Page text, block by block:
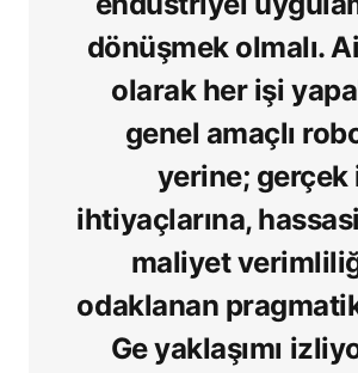
dönüşmek olmalı.
olarak her işi
genel amaçlı
yerine; gerçek
ihtiyaçlarına,
maliyet
odaklanan
Ge yaklaşımı